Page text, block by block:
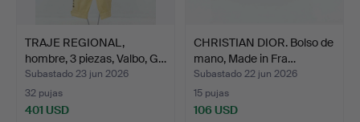
TRAJE REGIONAL,
hombre, 3 piezas, Valbo, G…
Subastado 23 jun 2026
32 pujas
401 USD
CHRISTIAN DIOR. Bolso de
mano, Made in Fra…
Subastado 22 jun 2026
15 pujas
106 USD